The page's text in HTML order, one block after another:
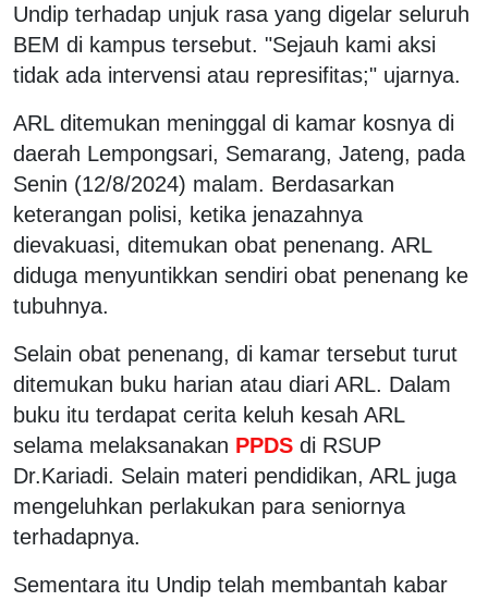
Undip terhadap unjuk rasa yang digelar seluruh
BEM di kampus tersebut. "Sejauh kami aksi
tidak ada intervensi atau represifitas;" ujarnya.
ARL ditemukan meninggal di kamar kosnya di
daerah Lempongsari, Semarang, Jateng, pada
Senin (12/8/2024) malam. Berdasarkan
keterangan polisi, ketika jenazahnya
dievakuasi, ditemukan obat penenang. ARL
diduga menyuntikkan sendiri obat penenang ke
tubuhnya.
Selain obat penenang, di kamar tersebut turut
ditemukan buku harian atau diari ARL. Dalam
buku itu terdapat cerita keluh kesah ARL
selama melaksanakan PPDS di RSUP
Dr.Kariadi. Selain materi pendidikan, ARL juga
mengeluhkan perlakukan para seniornya
terhadapnya.
Sementara itu Undip telah membantah kabar